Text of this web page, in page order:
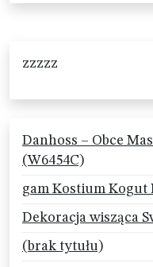
zzzzz
Danhoss – Obce
(W6454C)
gam Kostium Kogut
Dekoracja wisząca
(brak tytułu)